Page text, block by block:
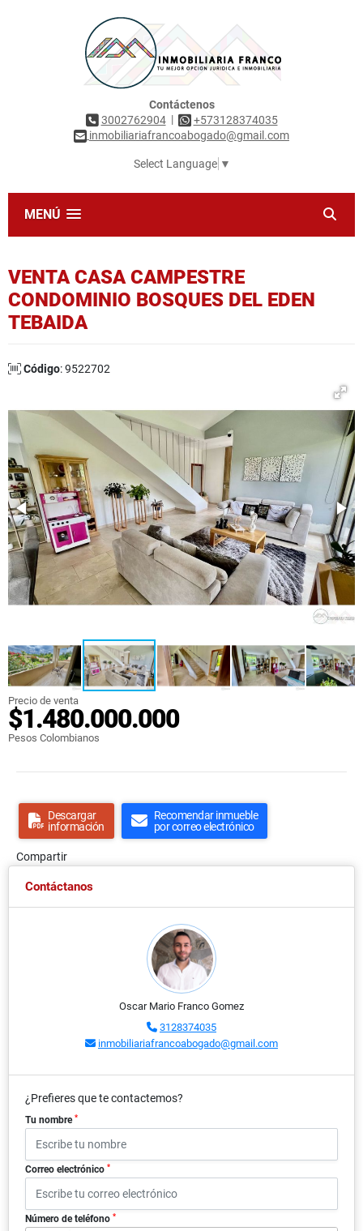
Contáctenos
3002762904|
+573128374035
inmobiliariafrancoabogado@gmail.com
Select Language ▼
MENÚ
VENTA CASA CAMPESTRE
CONDOMINIO BOSQUES DEL EDEN
TEBAIDA
Código: 9522702
Precio de venta
$1.480.000.000
Pesos Colombianos
Descargar
información
Recomendar inmueble
por correo electrónico
Compartir
Contáctanos
Oscar Mario Franco Gomez
3128374035
inmobiliariafrancoabogado@gmail.com
¿Prefieres que te contactemos?
Tu nombre *
Correo electrónico *
Número de teléfono *